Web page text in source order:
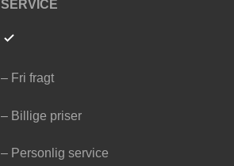
SERVICE
– Fri fragt
– Billige priser
– Personlig service